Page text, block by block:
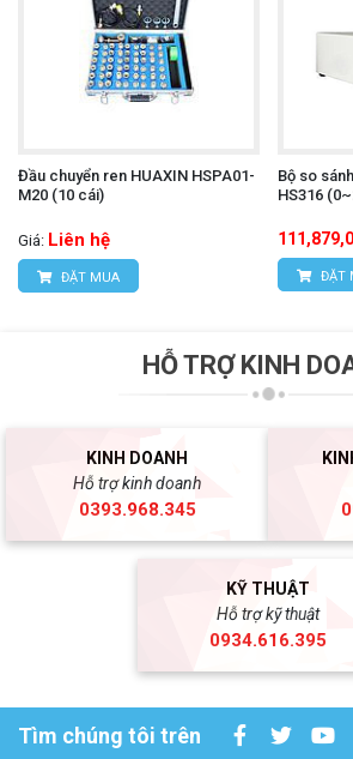
Đầu chuyển ren HUAXIN HSPA01-
M20 (10 cái)
Giá: Liên hệ
ĐẶT MUA
Bộ so
HS316
ĐẶT
HỖ TRỢ KINH
KINH DOANH
Hỗ trợ kinh doanh
0393.968.345
KỸ THUẬT
Hỗ trợ kỹ thuật
0934.616.395
Tìm chúng tôi trên